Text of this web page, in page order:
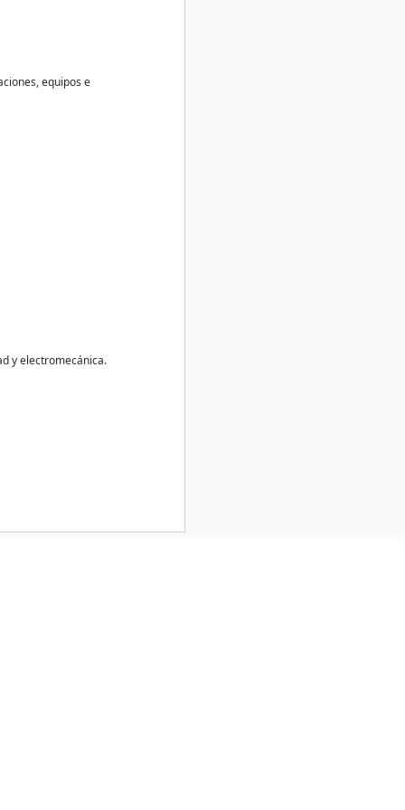
equipos e
y electromecánica.